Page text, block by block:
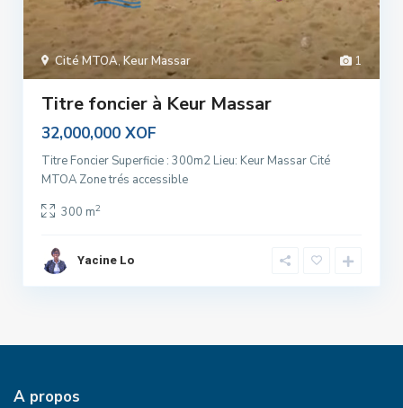
1
Cité MTOA,Keur Massar
Titre foncier à Keur Massar
32,000,000 XOF
Titre Foncier Superficie : 300m2 Lieu: Keur Massar Cité
MTOA Zone trés accessible
300 m2
Yacine Lo
A propos